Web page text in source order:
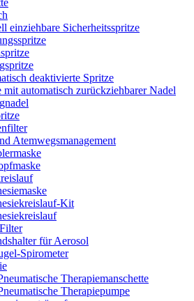
einziehbare Sicherheitsspritze
deaktivierte Spritze
mit automatisch zurückziehbarer Nadel
Atemwegsmanagement
Kit
für Aerosol
Spirometer
Therapiemanschette
Therapiepumpe